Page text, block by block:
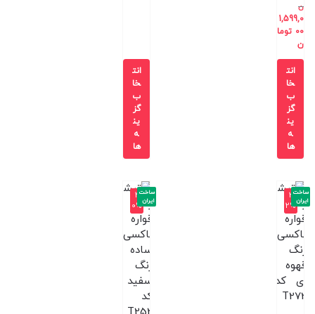
ن
1,599,0
00 توما
ن
انت
خا
ب
گز
ین
ه
ها
انت
خا
ب
گز
ین
ه
ها
-3
2%
ساخت
ایران
-4
0%
ساخت
ایران